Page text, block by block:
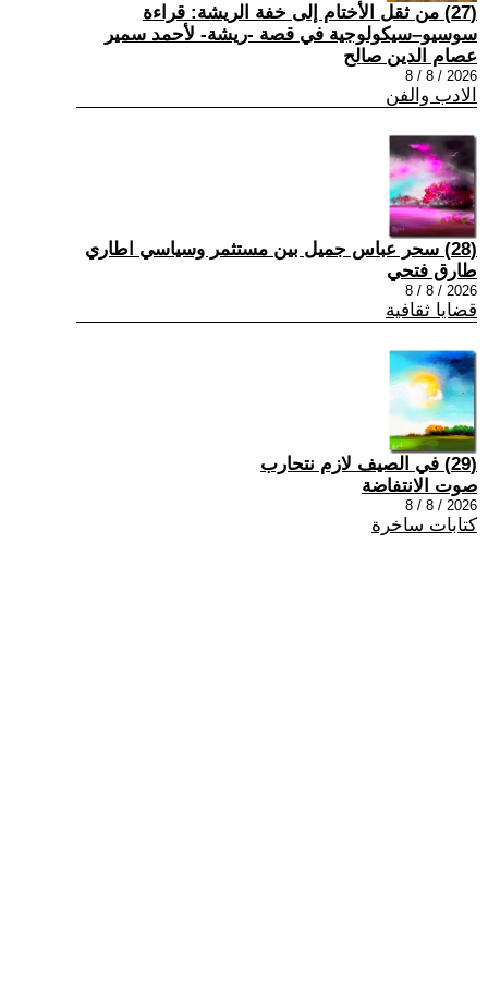
(27) من ثقل الأختام إلى خفة الريشة: قراءة
سوسيو–سيكولوجية في قصة -ريشة- لأحمد سمير
عصام الدين صالح
2026 / 8 / 8
الادب والفن
(28) سحر عباس جميل بين مستثمر وسياسي اطاري
طارق فتحي
2026 / 8 / 8
قضايا ثقافية
(29) في الصيف لازم نتحارب
صوت الانتفاضة
2026 / 8 / 8
كتابات ساخرة